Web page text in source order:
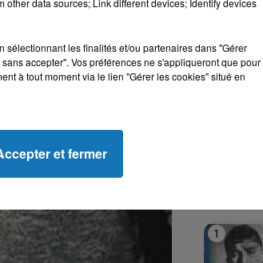
Balance
1
data sources; Link different devices; Identify devices
sélectionnant les finalités et/ou partenaires dans "Gérer
accepter". Vos préférences ne s'appliqueront que pour
à tout moment via le lien "Gérer les cookies" situé en
et fermer